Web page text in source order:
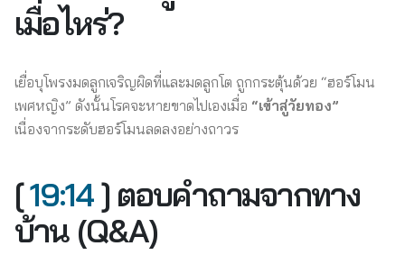
เมื่อไหร่?
เยื่อบุโพรงมดลูกเจริญผิดที่และมดลูกโต ถูกกระตุ้นด้วย “ฮอร์โมน
เพศหญิง” ดังนั้นโรคจะหายขาดไปเองเมื่อ “เข้าสู่วัยทอง”
เนื่องจากระดับฮอร์โมนลดลงอย่างถาวร
[19:14] ตอบคำถามจากทาง
บ้าน (Q&A)